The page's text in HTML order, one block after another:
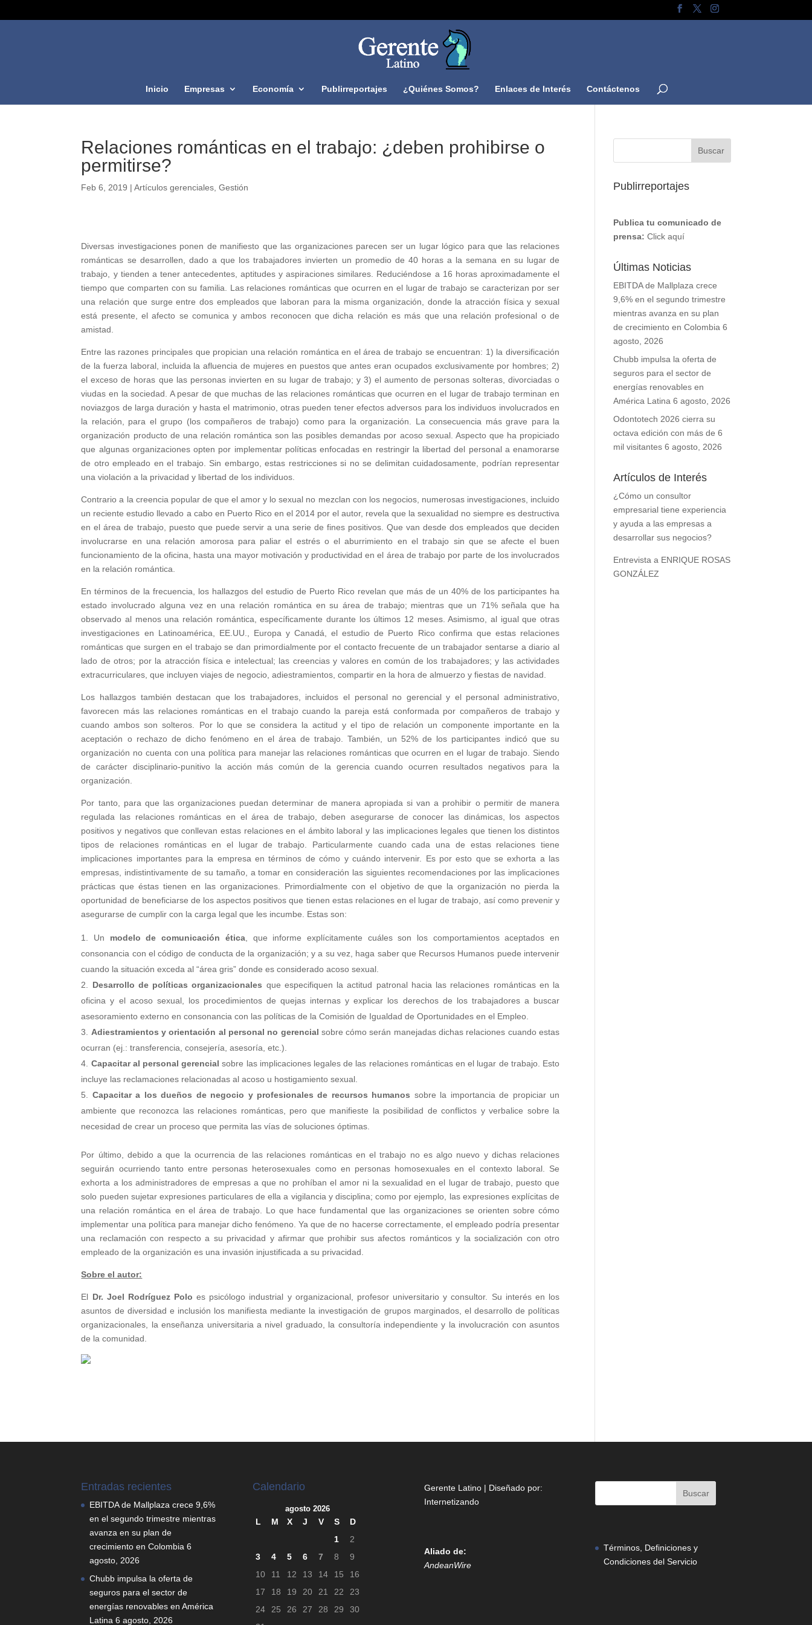
Inicio Empresas Economía Publirreportajes ¿Quiénes Somos? Enlaces de Interés Contáctenos
Relaciones románticas en el trabajo: ¿deben prohibirse o
permitirse?
Feb 6, 2019 |Artículos gerenciales ,Gestión
Diversas investigaciones ponen de manifiesto que las organizaciones parecen ser un lugar lógico para que las relaciones
románticas se desarrollen, dado a que los trabajadores invierten un promedio de 40 horas a la semana en su lugar de
trabajo, y tienden a tener antecedentes, aptitudes y aspiraciones similares. Reduciéndose a 16 horas aproximadamente el
tiempo que comparten con su familia. Las relaciones románticas que ocurren en el lugar de trabajo se caracterizan por ser
una relación que surge entre dos empleados que laboran para la misma organización, donde la atracción física y sexual
está presente, el afecto se comunica y ambos reconocen que dicha relación es más que una relación profesional o de
amistad.
Entre las razones principales que propician una relación romántica en el área de trabajo se encuentran: 1) la diversificación
de la fuerza laboral, incluida la afluencia de mujeres en puestos que antes eran ocupados exclusivamente por hombres; 2)
el exceso de horas que las personas invierten en su lugar de trabajo; y 3) el aumento de personas solteras, divorciadas o
viudas en la sociedad. A pesar de que muchas de las relaciones románticas que ocurren en el lugar de trabajo terminan en
noviazgos de larga duración y hasta el matrimonio, otras pueden tener efectos adversos para los individuos involucrados en
la relación, para el grupo (los compañeros de trabajo) como para la organización. La consecuencia más grave para la
organización producto de una relación romántica son las posibles demandas por acoso sexual. Aspecto que ha propiciado
que algunas organizaciones opten por implementar políticas enfocadas en restringir la libertad del personal a enamorarse
de otro empleado en el trabajo. Sin embargo, estas restricciones si no se delimitan cuidadosamente, podrían representar
una violación a la privacidad y libertad de los individuos.
Contrario a la creencia popular de que el amor y lo sexual no mezclan con los negocios, numerosas investigaciones, incluido
un reciente estudio llevado a cabo en Puerto Rico en el 2014 por el autor, revela que la sexualidad no siempre es destructiva
en el área de trabajo, puesto que puede servir a una serie de fines positivos. Que van desde dos empleados que deciden
involucrarse en una relación amorosa para paliar el estrés o el aburrimiento en el trabajo sin que se afecte el buen
funcionamiento de la oficina, hasta una mayor motivación y productividad en el área de trabajo por parte de los involucrados
en la relación romántica.
En términos de la frecuencia, los hallazgos del estudio de Puerto Rico revelan que más de un 40% de los participantes ha
estado involucrado alguna vez en una relación romántica en su área de trabajo; mientras que un 71% señala que ha
observado al menos una relación romántica, específicamente durante los últimos 12 meses. Asimismo, al igual que otras
investigaciones en Latinoamérica, EE.UU., Europa y Canadá, el estudio de Puerto Rico confirma que estas relaciones
románticas que surgen en el trabajo se dan primordialmente por el contacto frecuente de un trabajador sentarse a diario al
lado de otros; por la atracción física e intelectual; las creencias y valores en común de los trabajadores; y las actividades
extracurriculares, que incluyen viajes de negocio, adiestramientos, compartir en la hora de almuerzo y fiestas de navidad.
Los hallazgos también destacan que los trabajadores, incluidos el personal no gerencial y el personal administrativo,
favorecen más las relaciones románticas en el trabajo cuando la pareja está conformada por compañeros de trabajo y
cuando ambos son solteros. Por lo que se considera la actitud y el tipo de relación un componente importante en la
aceptación o rechazo de dicho fenómeno en el área de trabajo. También, un 52% de los participantes indicó que su
organización no cuenta con una política para manejar las relaciones románticas que ocurren en el lugar de trabajo. Siendo
de carácter disciplinario-punitivo la acción más común de la gerencia cuando ocurren resultados negativos para la
organización.
Por tanto, para que las organizaciones puedan determinar de manera apropiada si van a prohibir o permitir de manera
regulada las relaciones románticas en el área de trabajo, deben asegurarse de conocer las dinámicas, los aspectos
positivos y negativos que conllevan estas relaciones en el ámbito laboral y las implicaciones legales que tienen los distintos
tipos de relaciones románticas en el lugar de trabajo. Particularmente cuando cada una de estas relaciones tiene
implicaciones importantes para la empresa en términos de cómo y cuándo intervenir. Es por esto que se exhorta a las
empresas, indistintivamente de su tamaño, a tomar en consideración las siguientes recomendaciones por las implicaciones
prácticas que éstas tienen en las organizaciones. Primordialmente con el objetivo de que la organización no pierda la
oportunidad de beneficiarse de los aspectos positivos que tienen estas relaciones en el lugar de trabajo, así como prevenir y
asegurarse de cumplir con la carga legal que les incumbe. Estas son:
Un modelo de comunicación ética, que informe explícitamente cuáles son los comportamientos aceptados en
consonancia con el código de conducta de la organización; y a su vez, haga saber que Recursos Humanos puede intervenir
cuando la situación exceda al “área gris” donde es considerado acoso sexual.
Desarrollo de políticas organizacionales que especifiquen la actitud patronal hacia las relaciones románticas en la
oficina y el acoso sexual, los procedimientos de quejas internas y explicar los derechos de los trabajadores a buscar
asesoramiento externo en consonancia con las políticas de la Comisión de Igualdad de Oportunidades en el Empleo.
Adiestramientos y orientación al personal no gerencial sobre cómo serán manejadas dichas relaciones cuando estas
ocurran (ej.: transferencia, consejería, asesoría, etc.).
Capacitar al personal gerencial sobre las implicaciones legales de las relaciones románticas en el lugar de trabajo. Esto
incluye las reclamaciones relacionadas al acoso u hostigamiento sexual.
Capacitar a los dueños de negocio y profesionales de recursos humanos sobre la importancia de propiciar un
ambiente que reconozca las relaciones románticas, pero que manifieste la posibilidad de conflictos y verbalice sobre la
necesidad de crear un proceso que permita las vías de soluciones óptimas.
Por último, debido a que la ocurrencia de las relaciones románticas en el trabajo no es algo nuevo y dichas relaciones
seguirán ocurriendo tanto entre personas heterosexuales como en personas homosexuales en el contexto laboral. Se
exhorta a los administradores de empresas a que no prohíban el amor ni la sexualidad en el lugar de trabajo, puesto que
solo pueden sujetar expresiones particulares de ella a vigilancia y disciplina; como por ejemplo, las expresiones explícitas de
una relación romántica en el área de trabajo. Lo que hace fundamental que las organizaciones se orienten sobre cómo
implementar una política para manejar dicho fenómeno. Ya que de no hacerse correctamente, el empleado podría presentar
una reclamación con respecto a su privacidad y afirmar que prohibir sus afectos románticos y la socialización con otro
empleado de la organización es una invasión injustificada a su privacidad.
Sobre el autor:
El Dr. Joel Rodríguez Polo es psicólogo industrial y organizacional, profesor universitario y consultor. Su interés en los
asuntos de diversidad e inclusión los manifiesta mediante la investigación de grupos marginados, el desarrollo de políticas
organizacionales, la enseñanza universitaria a nivel graduado, la consultoría independiente y la involucración con asuntos
de la comunidad.
Publirreportajes
Publica tu comunicado de
prensa: Click aquí
Últimas Noticias
EBITDA de Mallplaza crece
9,6% en el segundo trimestre
mientras avanza en su plan
de crecimiento en Colombia 6
agosto, 2026
Chubb impulsa la oferta de
seguros para el sector de
energías renovables en
América Latina 6 agosto, 2026
Odontotech 2026 cierra su
octava edición con más de 6
mil visitantes 6 agosto, 2026
Artículos de Interés
¿Cómo un consultor
empresarial tiene experiencia
y ayuda a las empresas a
desarrollar sus negocios?
Entrevista a ENRIQUE ROSAS
GONZÁLEZ
Entradas recientes
EBITDA de Mallplaza crece 9,6%
en el segundo trimestre mientras
avanza en su plan de
crecimiento en Colombia 6
agosto, 2026
Chubb impulsa la oferta de
seguros para el sector de
energías renovables en América
Latina 6 agosto, 2026
Calendario
agosto 2026
L M X J V S
D
1
2
3
4 5 6 7 8
9
10
11 12 13 14 15
16
17
18 19 20 21 22
23
24
25 26 27 28 29
30
Gerente Latino | Diseñado por:
Internetizando
Aliado de:
AndeanWire
Términos, Definiciones y
Condiciones del Servicio